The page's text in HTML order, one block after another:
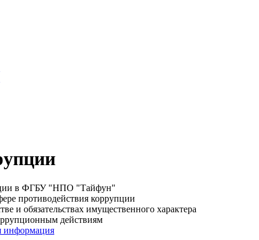
в ФГБУ "НПО "Тайфун"
противодействия коррупции
и обязательствах имущественного характера
действиям
информация